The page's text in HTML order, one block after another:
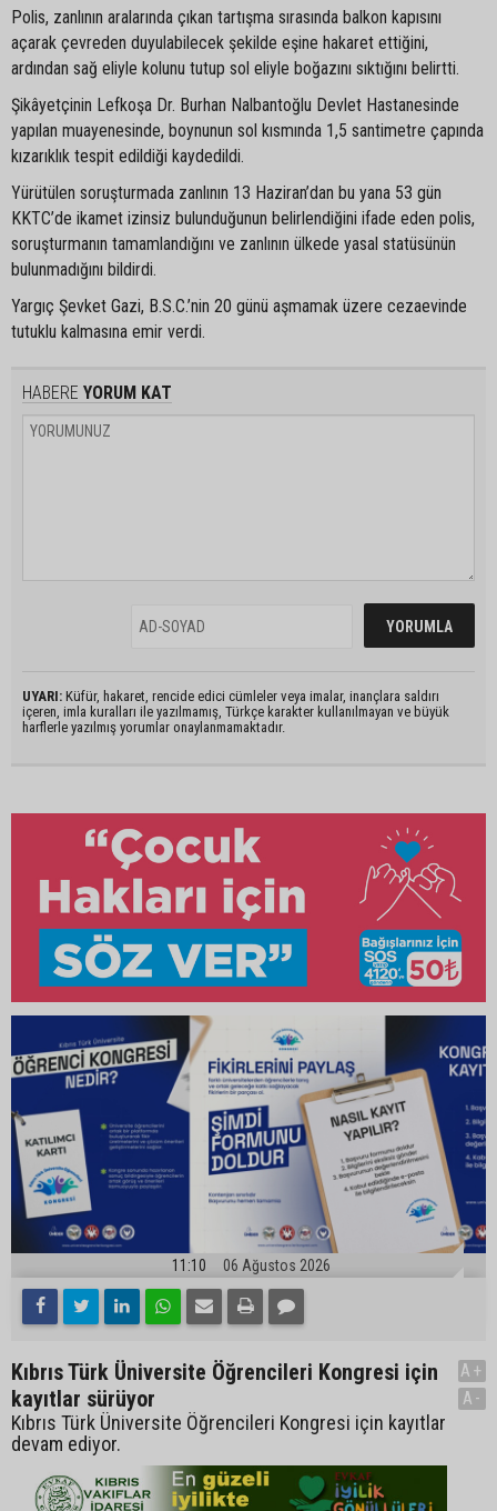
Polis, zanlının aralarında çıkan tartışma sırasında balkon kapısını
açarak çevreden duyulabilecek şekilde eşine hakaret ettiğini,
ardından sağ eliyle kolunu tutup sol eliyle boğazını sıktığını belirtti.
Şikâyetçinin Lefkoşa Dr. Burhan Nalbantoğlu Devlet Hastanesinde
yapılan muayenesinde, boynunun sol kısmında 1,5 santimetre çapında
kızarıklık tespit edildiği kaydedildi.
Yürütülen soruşturmada zanlının 13 Haziran’dan bu yana 53 gün
KKTC’de ikamet izinsiz bulunduğunun belirlendiğini ifade eden polis,
soruşturmanın tamamlandığını ve zanlının ülkede yasal statüsünün
bulunmadığını bildirdi.
Yargıç Şevket Gazi, B.S.C.’nin 20 günü aşmamak üzere cezaevinde
tutuklu kalmasına emir verdi.
HABERE YORUM KAT
UYARI: Küfür, hakaret, rencide edici cümleler veya imalar, inançlara saldırı
içeren, imla kuralları ile yazılmamış, Türkçe karakter kullanılmayan ve büyük
harflerle yazılmış yorumlar onaylanmamaktadır.
11:10 06 Ağustos 2026
Kıbrıs Türk Üniversite Öğrencileri Kongresi için
kayıtlar sürüyor
Kıbrıs Türk Üniversite Öğrencileri Kongresi için kayıtlar
devam ediyor.
A+
A-